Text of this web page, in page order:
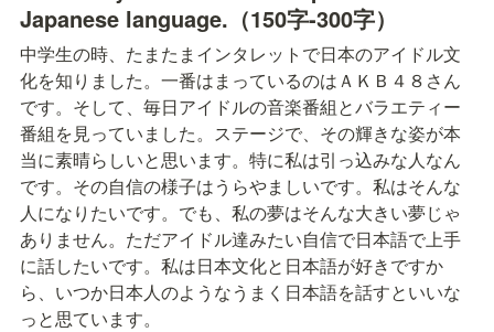
Japanese language.（150字-300字）
中学生の時、たまたまインタレットで日本のアイドル文
化を知りました。一番はまっているのはＡＫＢ４８さん
です。そして、毎日アイドルの音楽番組とバラエティー
番組を見っていました。ステージで、その輝きな姿が本
当に素晴らしいと思います。特に私は引っ込みな人なん
です。その自信の様子はうらやましいです。私はそんな
人になりたいです。でも、私の夢はそんな大きい夢じゃ
ありません。ただアイドル達みたい自信で日本語で上手
に話したいです。私は日本文化と日本語が好きですか
ら、いつか日本人のようなうまく日本語を話すといいな
っと思ています。